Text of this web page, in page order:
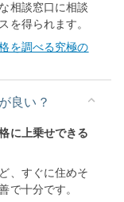
相談窓口に相談
を得られます。
を調べる究極の
良い？
に上乗せできる
、すぐに住めそ
で十分です。